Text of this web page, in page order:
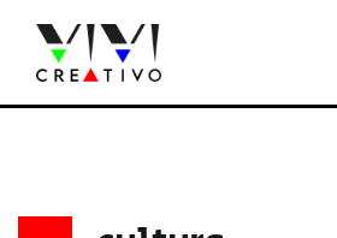
contenuto